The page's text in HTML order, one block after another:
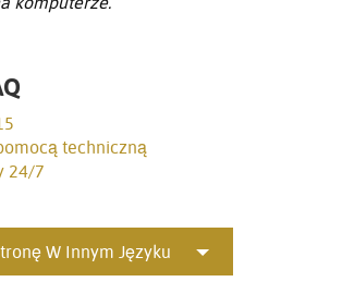
techniczną
24/7
W Innym Języku